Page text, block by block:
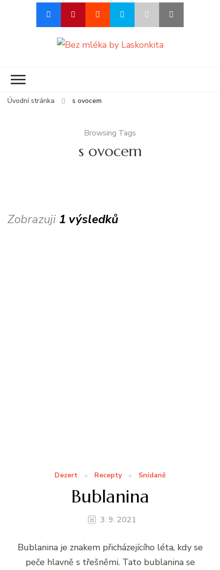
Úvodní stránka s ovocem
Browsing Tags
s ovocem
Zobrazuji 1 výsledků
Dezert Recepty Snídaně
Bublanina
3. 9. 2021
Bublanina je znakem přicházejícího léta, kdy se
peče hlavně s třešněmi. Tato bublanina se